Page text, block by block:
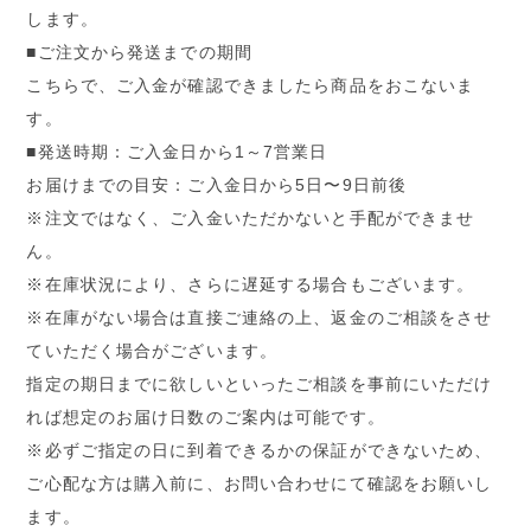
します。
■ご注文から発送までの期間
こちらで、ご入金が確認できましたら商品をおこないま
す。
■発送時期：ご入金日から1～7営業日
お届けまでの目安：ご入金日から5日〜9日前後
※注文ではなく、ご入金いただかないと手配ができませ
ん。
※在庫状況により、さらに遅延する場合もございます。
※在庫がない場合は直接ご連絡の上、返金のご相談をさせ
ていただく場合がございます。
指定の期日までに欲しいといったご相談を事前にいただけ
れば想定のお届け日数のご案内は可能です。
※必ずご指定の日に到着できるかの保証ができないため、
ご心配な方は購入前に、お問い合わせにて確認をお願いし
ます。